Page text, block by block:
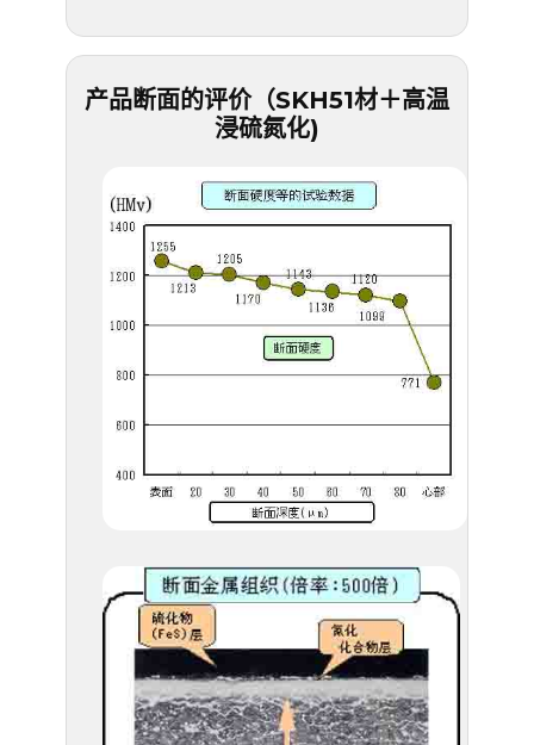
产品断面的评价（SKH51材＋高温
浸硫氮化)